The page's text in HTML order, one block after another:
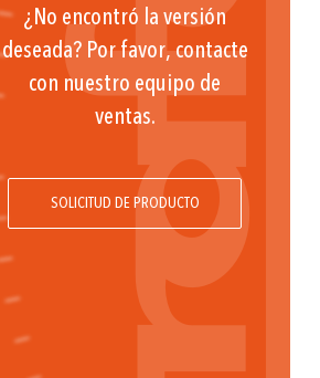
¿No encontró la versión
deseada? Por favor, contacte
con nuestro equipo de
ventas.
SOLICITUD DE PRODUCTO